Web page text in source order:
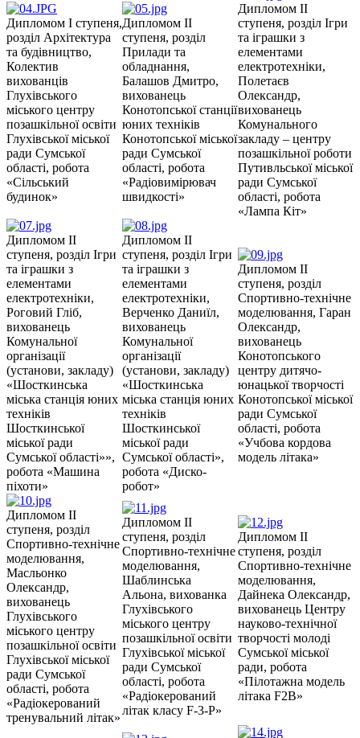
Дипломом І ступеня,
розділ Архітектура
та будівництво,
Колектив
вихованців
Глухівського
міського центру
позашкільної освіти
Глухівської міської
ради Сумської
області, робота
«Сільський
будинок»
Дипломом ІІ
ступеня, розділ
Прилади та
обладнання,
Балашов Дмитро,
вихованець
Конотопської станції
юних техніків
Конотопської міської
ради Сумської
області, робота
«Радіовимірювач
швидкості»
Дипломом ІІ
ступеня, розділ Ігри
та іграшки з
елементами
електротехніки,
Полетаєв
Олександр,
вихованець
Комунального
закладу – центру
позашкільної роботи
Путивльської міської
ради Сумської
області, робота
«Лампа Кіт»
Дипломом ІІ
ступеня, розділ Ігри
та іграшки з
елементами
електротехніки,
Роговий Гліб,
вихованець
Комунальної
організації
(установи, закладу)
«Шосткинська
міська станція юних
техніків
Шосткинської
міської ради
Сумської області»»,
робота «Машина
піхоти»
Дипломом ІІ
ступеня, розділ Ігри
та іграшки з
елементами
електротехніки,
Верченко Даниїл,
вихованець
Комунальної
організації
(установи, закладу)
«Шосткинська
міська станція юних
техніків
Шосткинської
міської ради
Сумської області»,
робота «Диско-
робот»
Дипломом ІІ
ступеня, розділ
Спортивно-технічне
моделювання, Гаран
Олександр,
вихованець
Конотопського
центру дитячо-
юнацької творчості
Конотопської міської
ради Сумської
області, робота
«Учбова кордова
модель літака»
Дипломом ІІ
ступеня, розділ
Спортивно-технічне
моделювання,
Масльонко
Олександр,
вихованець
Глухівського
міського центру
позашкільної освіти
Глухівської міської
ради Сумської
області, робота
«Радіокерований
тренувальний літак»
Дипломом ІІ
ступеня, розділ
Спортивно-технічне
моделювання,
Шаблинська
Альона, вихованка
Глухівського
міського центру
позашкільної освіти
Глухівської міської
ради Сумської
області, робота
«Радіокерований
літак класу F-3-P»
Дипломом ІІ
ступеня, розділ
Спортивно-технічне
моделювання,
Дайнека Олександр,
вихованець Центру
науково-технічної
творчості молоді
Сумської міської
ради, робота
«Пілотажна модель
літака F2B»